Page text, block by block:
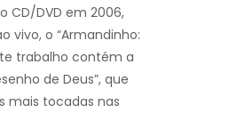
CD/DVD em 2006,
vivo, o “Armandinho:
trabalho contém a
de Deus”, que
mais tocadas nas